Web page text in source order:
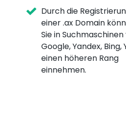
Durch die
einer .ax Domain
Sie in Suchmaschinen
Google, Yandex, Bing,
einen höheren Rang
einnehmen.